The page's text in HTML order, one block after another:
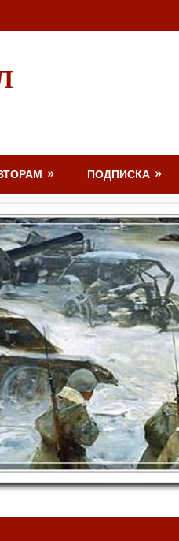
ПОДПИСКА